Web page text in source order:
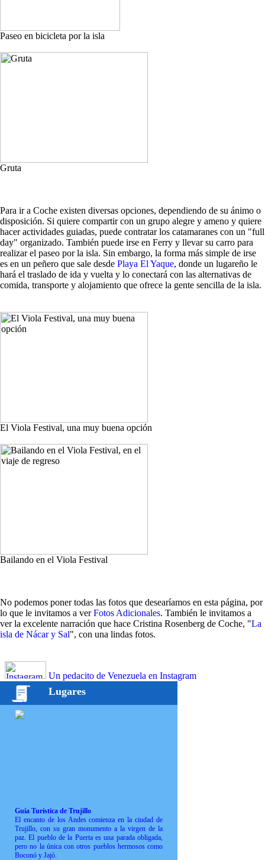
Paseo en bicicleta por la isla
Gruta
Para ir a Coche existen diversas opciones, dependiendo de su ánimo o
disposición. Si quiere compartir con un grupo alegre y ameno y quiere
hacer actividades guiadas, puede contratar los catamaranes con un "full
day" organizado. También puede irse en Ferry y llevar su carro para
realizar el paseo por la isla. Sin embargo, la forma más simple de irse
es en un peñero que sale desde Playa El Yaque, donde un lugareño le
hará el traslado de ida y vuelta y lo conectará con las alternativas de
comida, transporte y alojamiento que ofrece la gente sencilla de la isla.
El Viola Festival, una muy buena opción
Bailando en el Viola Festival
No podemos poner todas las fotos que desearíamos en esta página, por
lo que le invitamos a verFotos Adicionales. También le invitamos a
ver la excelente narración que hace Cristina Rosenberg de Coche, "La
isla de Nácar y Sal", con una lindas fotos.
Un pedacito de Venezuela en Instagram
Lugares
Guía Turística de Trujillo
El encanto de los Andes comienza en la ciudad de
Trujillo, con su gran monumento a la virgen de la
paz. El pueblo de la Puerta es una parada obligada,
pero no la única con otros pueblos hermosos como
Boconó y Jajó.